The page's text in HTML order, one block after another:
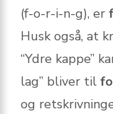
(f-o-r-i-n-g), er
Husk også, at
“Ydre kappe”
lag” bliver til
og